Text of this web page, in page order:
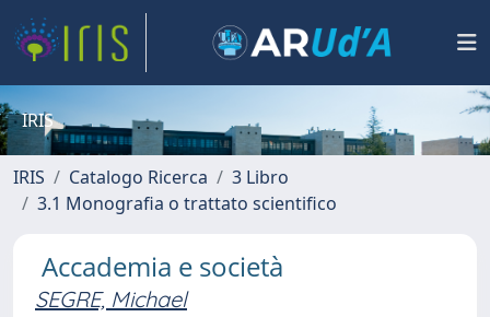
IRIS
IRIS Catalogo Ricerca
3 Libro
3.1 Monografia o trattato scientifico
Accademia e società
SEGRE, Michael